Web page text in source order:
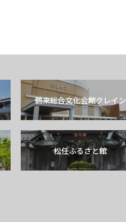
鶴来総合文化会館クレイン
松任ふるさと館